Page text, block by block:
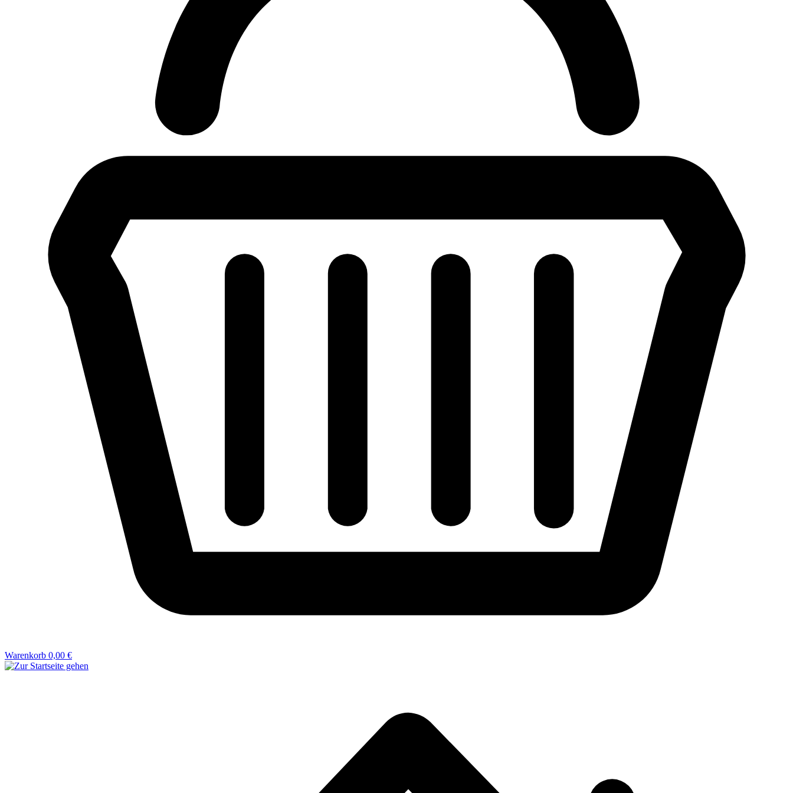
Warenkorb 0,00 €